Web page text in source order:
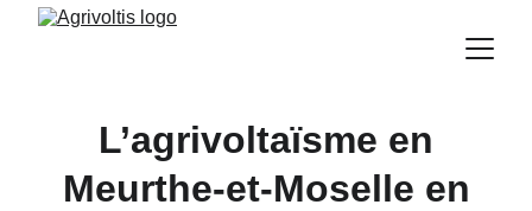
L’agrivoltaïsme en
Meurthe-et-Moselle en